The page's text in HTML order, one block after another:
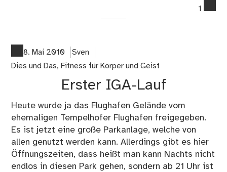
1
8. Mai 2010
Sven
Dies und Das, Fitness für Körper und Geist
Erster IGA-Lauf
Heute wurde ja das Flughafen Gelände vom
ehemaligen Tempelhofer Flughafen freigegeben.
Es ist jetzt eine große Parkanlage, welche von
allen genutzt werden kann. Allerdings gibt es hier
Öffnungszeiten, dass heißt man kann Nachts nicht
endlos in diesen Park gehen, sondern ab 21 Uhr ist